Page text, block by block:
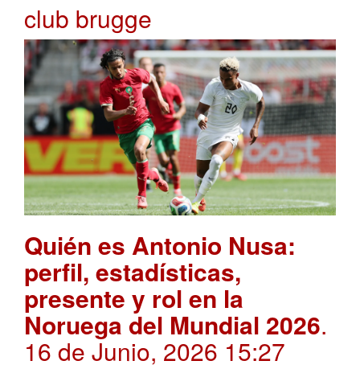
club brugge
Quién es Antonio Nusa:
perfil, estadísticas,
presente y rol en la
Noruega del Mundial 2026.
16 de Junio, 2026 15:27